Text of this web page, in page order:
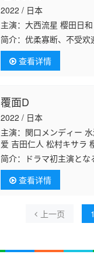
2022 / 日本
主演：大西流星 樱田日
简介：优柔寡断、不受欢
（秋田汐梨饰）迅速甩了
饰）容貌端庄，举止
查看详情
覆面D
2022 / 日本
主演：関口メンディー
爱 吉田仁人 松村キサラ
简介：
ドラマ初主演と
クラスを受け持った生徒
は貧困に苦しむ家
查看详情
上一页 1